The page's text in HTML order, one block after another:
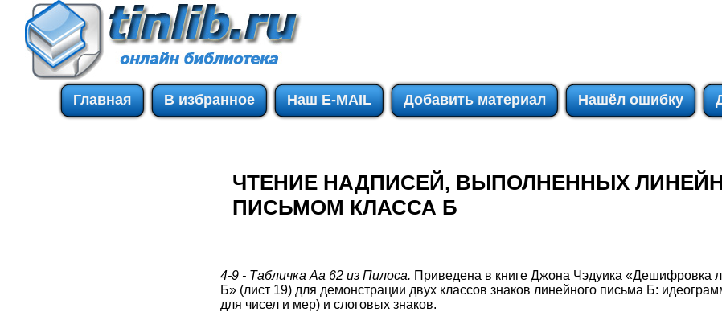
Главная В избранное Наш E-MAIL Добавить материал Нашёл ошибку
ЧТЕНИЕ НАДПИСЕЙ, ВЫПОЛНЕННЫХ
ПИСЬМОМ КЛАССА Б
4-9 - Табличка Аа 62 из Пилоса. Приведена в книге Джона Чэдуика «Дешифровка
Б» (лист 19) для демонстрации двух классов знаков линейного письма Б:
для чисел и мер) и слоговых знаков.